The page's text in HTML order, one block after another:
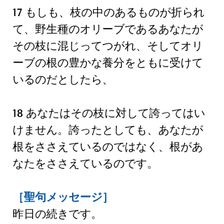
17 もしも、枝の中のあるものが折られ
て、野生種のオリーブであるあなたが
その枝に混じってつがれ、そしてオリ
ーブの根の豊かな養分をともに受けて
いるのだとしたら、
18 あなたはその枝に対して誇ってはい
けません。誇ったとしても、あなたが
根をささえているのではなく、根があ
なたをささえているのです。
［聖句メッセージ］
昨日の続きです。